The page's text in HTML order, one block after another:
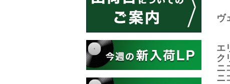
ヴ
エ
ク
ニ
ニ